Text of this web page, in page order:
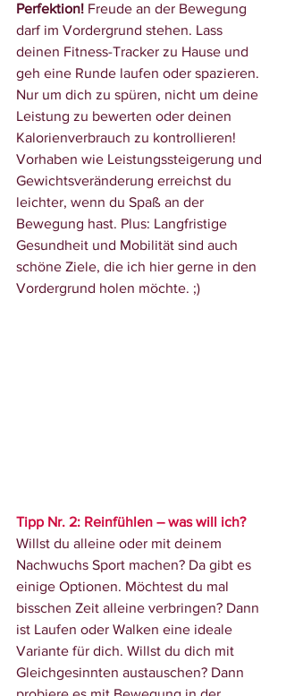
Perfektion! Freude an der Bewegung
darf im Vordergrund stehen. Lass
deinen Fitness-Tracker zu Hause und
geh eine Runde laufen oder spazieren.
Nur um dich zu spüren, nicht um deine
Leistung zu bewerten oder deinen
Kalorienverbrauch zu kontrollieren!
Vorhaben wie Leistungssteigerung und
Gewichtsveränderung erreichst du
leichter, wenn du Spaß an der
Bewegung hast. Plus: Langfristige
Gesundheit und Mobilität sind auch
schöne Ziele, die ich hier gerne in den
Vordergrund holen möchte. ;)
Tipp Nr. 2: Reinfühlen – was will ich?
Willst du alleine oder mit deinem
Nachwuchs Sport machen? Da gibt es
einige Optionen. Möchtest du mal
bisschen Zeit alleine verbringen? Dann
ist Laufen oder Walken eine ideale
Variante für dich. Willst du dich mit
Gleichgesinnten austauschen? Dann